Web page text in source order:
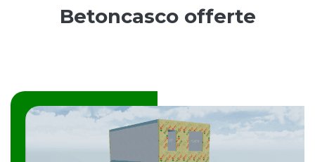
Betoncasco offerte